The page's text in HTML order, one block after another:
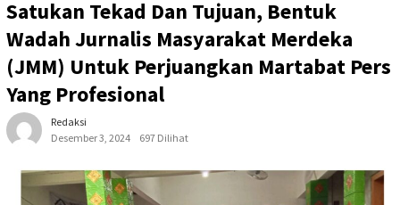
Satukan Tekad Dan Tujuan, Bentuk
Wadah Jurnalis Masyarakat Merdeka
(JMM) Untuk Perjuangkan Martabat Pers
Yang Profesional
Redaksi
Desember 3, 2024
697 Dilihat